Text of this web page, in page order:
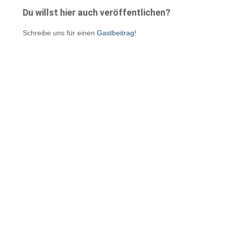
Du willst hier auch veröffentlichen?
Schreibe uns für einen Gastbeitrag!